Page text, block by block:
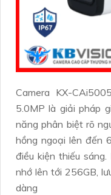
Camera KX-
5.0MP là giải pháp
năng phân biệt rõ
hồng ngoại lên đến
điều kiện thiếu
nhớ lên tới 256GB,
dàng